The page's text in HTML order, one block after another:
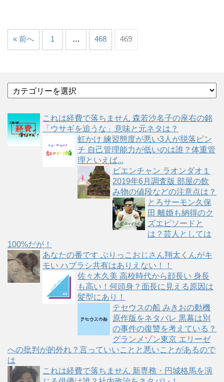
« 前へ 1 … 468 469
テ
リ
ー
これは経費で落ちません 森若沙名子の座右の銘
「ウサギを追うな」意味と元ネタは？
虹かけ 練習態度が悪い3人が脱落ピン
チ 自己管理能力が低いのは誰？体重管
理といえば...
ビエンチャン ラオンダオ１
2019年6月調査版 部屋の飲
み物の値段などの注意点は？
とろサーモン久保
田 離婚も納得のク
ズエピソードと
は？芸人としては
100%だが！
あなたの番です ぶりっこおじさん翔太くんがキ
モい ハブラシ共有はありえない！！
佐々木久美 高校時代から顔長い 身長
も高い！何頭身？面長に見える原因は
髪型にあり！
テセウスの船 みきおの動機
原作版をネタバレ 黒幕は別
の事件の復讐を考えている？
グランメゾン東京 エリーゼ
への批判が的外れ？言っていいことと悪いことがあるので
は
これは経費で落ちません 新専務・円城格馬を演